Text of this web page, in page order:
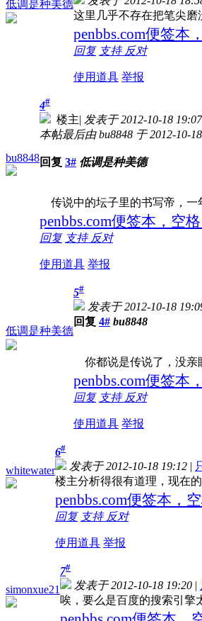
低调是种美德
这里几乎不存在把笔尖
penbbs.com便签本
回复 支持 反对
使用道具 举报
bu8848
4#
楼主| 发表于 2012-10-18 19:07
本帖最后由 bu8848 于 2012-10-
回复 3# 低调是种美德
传说中的坛子里的书写帝，一
penbbs.com便签本，空
回复 支持 反对
使用道具 举报
低调是种美德
5#
发表于 2012-10-18
回复 4# bu8848
你都说是传说了，没亲
penbbs.com便签本
回复 支持 反对
使用道具 举报
whitewater
6#
发表于 2012-10-18 19:12 |
楼主分析得很有道理，现在
penbbs.com便签本，
回复 支持 反对
使用道具 举报
simonxue21
7#
发表于 2012-10-18 19:20 |
唉，要么是百度的搜索引擎